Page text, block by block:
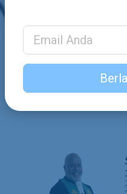
Email Address